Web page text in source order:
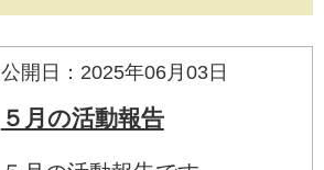
公開日：2025年06月03日
５月の活動報告